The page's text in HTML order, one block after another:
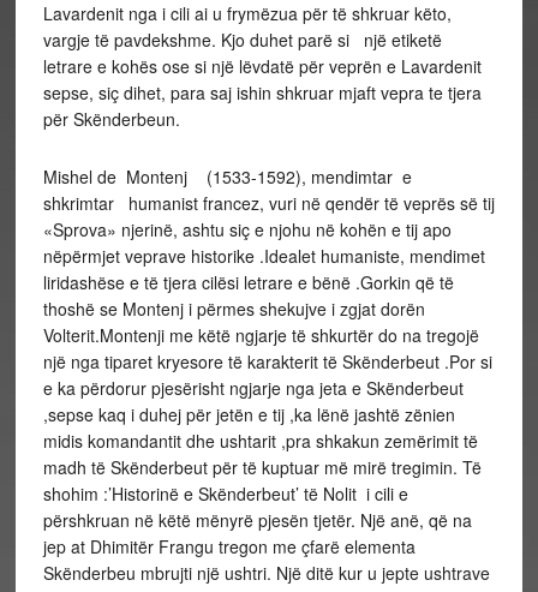
Lavardenit nga i cili ai u frymëzua për të shkruar këto,
vargje të pavdekshme. Kjo duhet parë si një etiketë
letrare e kohës ose si një lëvdatë për veprën e Lavardenit
sepse, siç dihet, para saj ishin shkruar mjaft vepra te tjera
për Skënderbeun.
Mishel de Montenj (1533-1592), mendimtar e
shkrimtar humanist francez, vuri në qendër të veprës së tij
«Sprova» njerinë, ashtu siç e njohu në kohën e tij apo
nëpërmjet veprave historike .Idealet humaniste, mendimet
liridashëse e të tjera cilësi letrare e bënë .Gorkin që të
thoshë se Montenj i përmesshekujve i zgjat dorën
Volterit.Montenji me këtëngjarje të shkurtër do na tregojë
një nga tiparet kryesore të karakterit të Skënderbeut .Por si
e ka përdorur pjesërisht ngjarje nga jeta e Skënderbeut
,sepse kaq i duhej për jetën e tij ,ka lënë jashtë zënien
midis komandantit dhe ushtarit ,pra shkakun zemërimit të
madh të Skënderbeut për të kuptuar më mirë tregimin. Të
shohim :’Historinë e Skënderbeut’ të Nolit i cili e
përshkruan në këtë mënyrë pjesën tjetër. Një anë, që na
jep at Dhimitër Frangu tregon me çfarë elementa
Skënderbeu mbrujti një ushtri. Një ditë kur u jepte ushtrave